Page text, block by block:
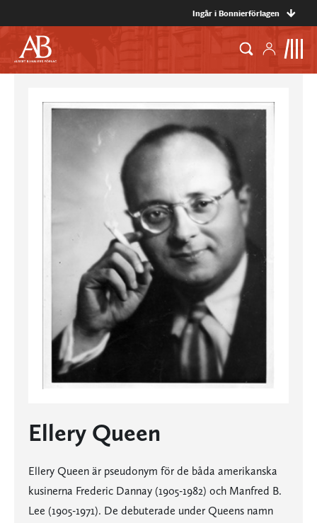
Ingår i Bonnierförlagen
Ellery Queen
Ellery Queen är pseudonym för de båda amerikanska
kusinerna Frederic Dannay (1905-1982) och Manfred B.
Lee (1905-1971). De debuterade under Queens namn